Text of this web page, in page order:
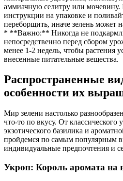
аммиачную селитру или мочевину.
инструкции на упаковке и
переборщить, иначе зелень может
* **Важно:** Никогда не
непосредственно перед сбором
менее 1-2 недель, чтобы растения
внесенные питательные вещества.
Распространенные
особенности их
Мир зелени настолько
что-то по вкусу. От классического
экзотического базилика и
пройдемся по самым популярным
индивидуальные предпочтения и
Укроп: Король аромата на